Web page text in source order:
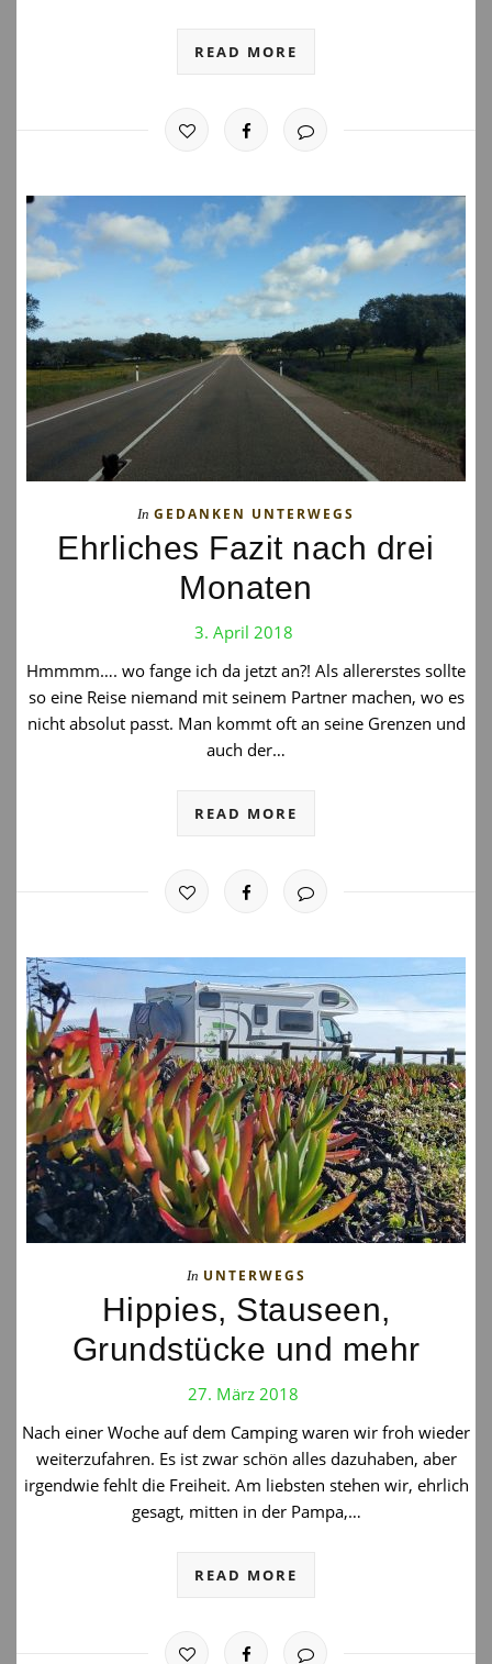
READ MORE
In GEDANKEN UNTERWEGS
Ehrliches Fazit nach drei
Monaten
3. April 2018
Hmmmm…. wo fange ich da jetzt an?! Als allererstes sollte
so eine Reise niemand mit seinem Partner machen, wo es
nicht absolut passt. Man kommt oft an seine Grenzen und
auch der…
READ MORE
In UNTERWEGS
Hippies, Stauseen,
Grundstücke und mehr
27. März 2018
Nach einer Woche auf dem Camping waren wir froh wieder
weiterzufahren. Es ist zwar schön alles dazuhaben, aber
irgendwie fehlt die Freiheit. Am liebsten stehen wir, ehrlich
gesagt, mitten in der Pampa,…
READ MORE